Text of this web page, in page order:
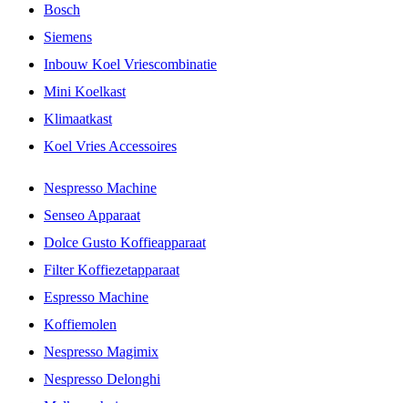
Bosch
Siemens
Inbouw Koel Vriescombinatie
Mini Koelkast
Klimaatkast
Koel Vries Accessoires
Nespresso Machine
Senseo Apparaat
Dolce Gusto Koffieapparaat
Filter Koffiezetapparaat
Espresso Machine
Koffiemolen
Nespresso Magimix
Nespresso Delonghi